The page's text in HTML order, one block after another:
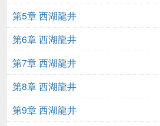
第5章 西湖龍井
第6章 西湖龍井
第7章 西湖龍井
第8章 西湖龍井
第9章 西湖龍井